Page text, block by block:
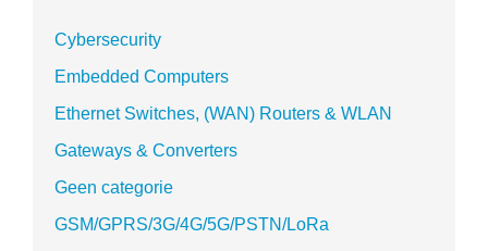
Cybersecurity
Embedded Computers
Ethernet Switches, (WAN) Routers & WLAN
Gateways & Converters
Geen categorie
GSM/GPRS/3G/4G/5G/PSTN/LoRa